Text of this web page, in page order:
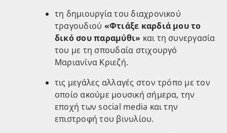
τη δημιουργία του διαχρονικού
τραγουδιού «Φτιάξε καρδιά μου το
δικό σου παραμύθι» και τη συνεργασία
του με τη σπουδαία στιχουργό
Μαριανίνα Κριεζή.
τις μεγάλες αλλαγές στον τρόπο με τον
οποίο ακούμε μουσική σήμερα, την
εποχή των social media και την
επιστροφή του βινυλίου.